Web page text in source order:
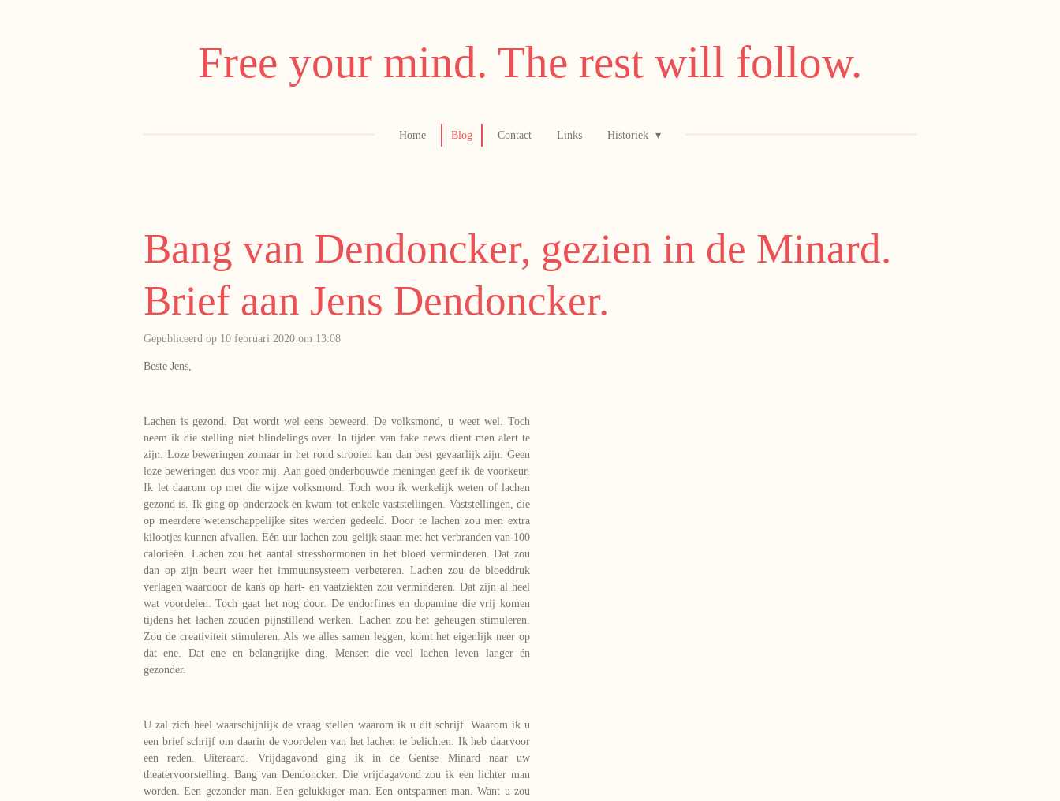
Free your mind. The rest will follow.
Home Blog Contact Links Historiek
Bang van Dendoncker, gezien in de Minard.
Brief aan Jens Dendoncker.
Gepubliceerd op 10 februari 2020 om 13:08
Beste Jens,
Lachen is gezond. Dat wordt wel eens beweerd. De volksmond, u weet wel. Toch
neem ik die stelling niet blindelings over. In tijden van fake news dient men alert te
zijn. Loze beweringen zomaar in het rond strooien kan dan best gevaarlijk zijn. Geen
loze beweringen dus voor mij. Aan goed onderbouwde meningen geef ik de voorkeur.
Ik let daarom op met die wijze volksmond. Toch wou ik werkelijk weten of lachen
gezond is. Ik ging op onderzoek en kwam tot enkele vaststellingen. Vaststellingen, die
op meerdere wetenschappelijke sites werden gedeeld. Door te lachen zou men extra
kilootjes kunnen afvallen. Eén uur lachen zou gelijk staan met het verbranden van 100
calorieën. Lachen zou het aantal stresshormonen in het bloed verminderen. Dat zou
dan op zijn beurt weer het immuunsysteem verbeteren. Lachen zou de bloeddruk
verlagen waardoor de kans op hart- en vaatziekten zou verminderen. Dat zijn al heel
wat voordelen. Toch gaat het nog door. De endorfines en dopamine die vrij komen
tijdens het lachen zouden pijnstillend werken. Lachen zou het geheugen stimuleren.
Zou de creativiteit stimuleren. Als we alles samen leggen, komt het eigenlijk neer op
dat ene. Dat ene en belangrijke ding. Mensen die veel lachen leven langer én
gezonder.
U zal zich heel waarschijnlijk de vraag stellen waarom ik u dit schrijf. Waarom ik u
een brief schrijf om daarin de voordelen van het lachen te belichten. Ik heb daarvoor
een reden. Uiteraard. Vrijdagavond ging ik in de Gentse Minard naar uw
theatervoorstelling. Bang van Dendoncker. Die vrijdagavond zou ik een lichter man
worden. Een gezonder man. Een gelukkiger man. Een ontspannen man. Want u zou